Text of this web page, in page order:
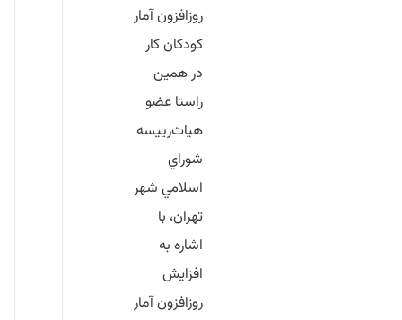
روزافزون آمار
كودكان كار
در همين
راستا عضو
هيات‌رييسه
شوراي
اسلامي شهر
تهران، با
اشاره به
افزايش
روزافزون آمار